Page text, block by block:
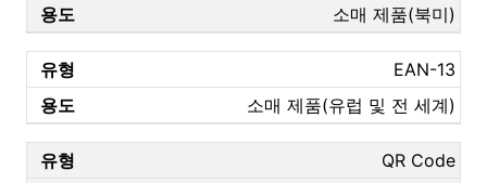
소매 제품(북미)
EAN-13
소매 제품(유럽 및 전 세계)
QR Code